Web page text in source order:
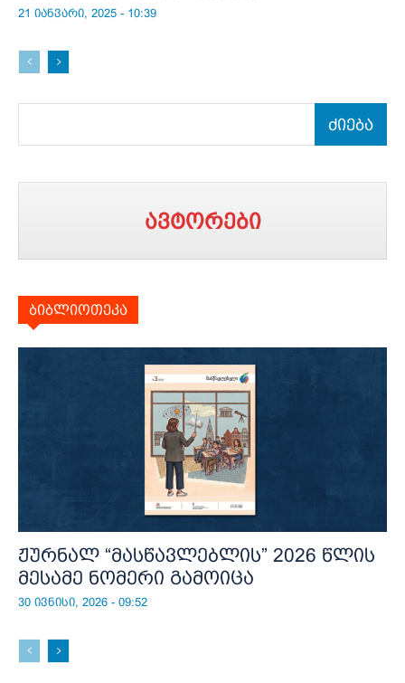
21 იანვარი, 2025 - 10:39
ძიება
ავტორები
ბიბლიოთეკა
ჟურნალ “მასწავლებლის” 2026 წლის
მესამე ნომერი გამოიცა
30 ივნისი, 2026 - 09:52